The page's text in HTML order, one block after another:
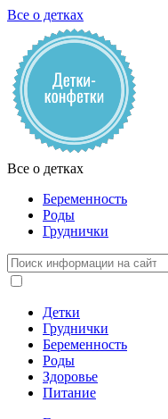
Все о детках
Все о детках
Беременность
Роды
Груднички
Детки
Груднички
Беременность
Роды
Здоровье
Питание